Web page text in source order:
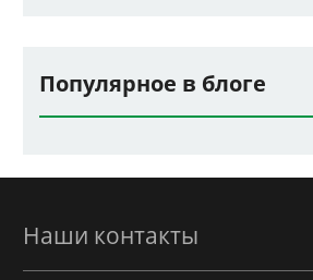
Популярное в блоге
Наши контакты